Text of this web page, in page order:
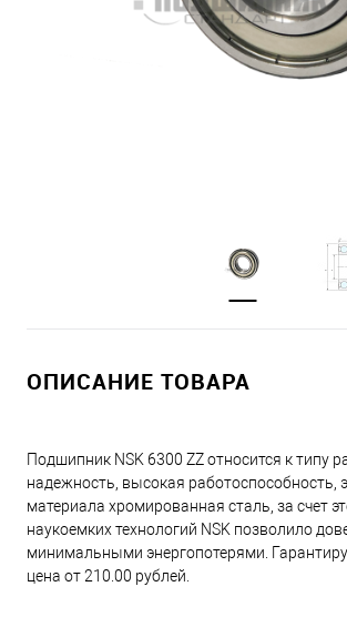
ОПИСАНИЕ ТОВАРА
Подшипник NSK 6300 ZZ относится к типу
надежность, высокая работоспособность,
материала хромированная сталь, за счет
наукоемких технологий NSK позволило
минимальными энергопотерями.
цена от 210.00 рублей.